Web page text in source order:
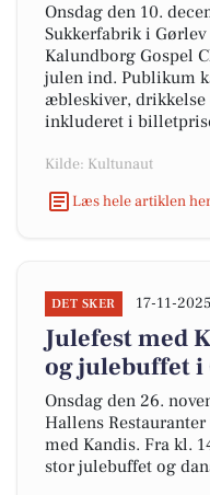
Onsdag den 10.
Sukkerfabrik i
Kalundborg Gospel
julen ind. Publikum
æbleskiver, drikkelse
inkluderet i
Kilde: Kultunaut
Læs hele artiklen
DET SKER 17-11-
Julefest med
og julebuffet i
Onsdag den 26.
Hallens
med Kandis. Fra kl.
stor julebuffet og